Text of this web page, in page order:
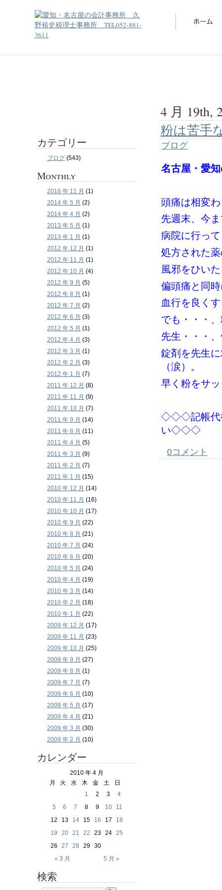
4 月 19th,
粉は苦手
ブログ
名古屋・愛
頭痛は相変
先週末、今
病院に行っ
処方された
風邪をひい
偏頭痛と同
血行を良く
でも・・・
先生・・・
錠剤を先生
（涙）。
早く粉をサ
◇◇◇記帳代
い◇◇◇
0コメント
カテゴリー
ブログ (543)
Monthly
2016 年 11 月 (1)
2014 年 5 月 (2)
2014 年 4 月 (2)
2013 年 5 月 (1)
2013 年 1 月 (1)
2012 年 12 月 (1)
2012 年 11 月 (1)
2012 年 10 月 (4)
2012 年 9 月 (5)
2012 年 8 月 (1)
2012 年 7 月 (2)
2012 年 6 月 (3)
2012 年 5 月 (1)
2012 年 4 月 (3)
2012 年 3 月 (1)
2012 年 2 月 (3)
2012 年 1 月 (7)
2011 年 12 月 (8)
2011 年 11 月 (9)
2011 年 10 月 (7)
2011 年 9 月 (14)
2011 年 8 月 (11)
2011 年 4 月 (5)
2011 年 3 月 (9)
2011 年 2 月 (7)
2011 年 1 月 (15)
2010 年 12 月 (14)
2010 年 11 月 (16)
2010 年 10 月 (17)
2010 年 9 月 (22)
2010 年 8 月 (21)
2010 年 7 月 (24)
2010 年 6 月 (20)
2010 年 5 月 (24)
2010 年 4 月 (19)
2010 年 3 月 (14)
2010 年 2 月 (18)
2010 年 1 月 (22)
2009 年 12 月 (17)
2009 年 11 月 (23)
2009 年 10 月 (25)
2009 年 9 月 (27)
2009 年 8 月 (1)
2009 年 7 月 (7)
2009 年 6 月 (10)
2009 年 5 月 (17)
2009 年 4 月 (21)
2009 年 3 月 (30)
2009 年 2 月 (10)
カレンダー
2010 年 4 月
月
火 水 木 金 土 日
« 3 月 5 月 »
1 2 3
4
5
6 7 8 9 10
11
12
13 14 15 16 17
18
19
20 21 22 23 24
25
26
27 28 29 30
検索